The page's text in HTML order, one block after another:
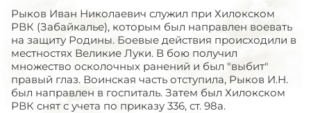
Рыков Иван Николаевич служил при Хилокском
РВК (Забайкалье), которым был направлен воевать
на защиту Родины. Боевые действия происходили в
местностях Великие Луки. В бою получил
множество осколочных ранений и был "выбит"
правый глаз. Воинская часть отступила, Рыков И.Н.
был направлен в госпиталь. Затем был Хилокском
РВК снят с учета по приказу 336, ст. 98а.